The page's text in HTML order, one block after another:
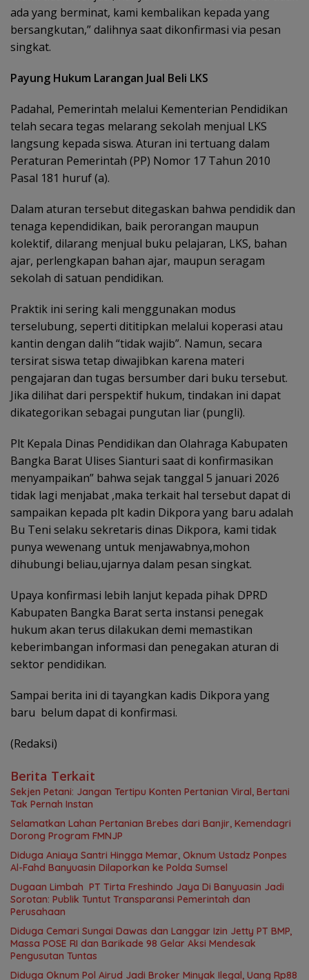
ada yang berminat, kami kembalikan kepada yang
bersangkutan,” dalihnya saat dikonfirmasi via pesan
singkat.
Payung Hukum Larangan Jual Beli LKS
Padahal, Pemerintah melalui Kementerian Pendidikan
telah secara tegas melarang sekolah menjual LKS
langsung kepada siswa. Aturan ini tertuang dalam
Peraturan Pemerintah (PP) Nomor 17 Tahun 2010
Pasal 181 huruf (a).
Dalam aturan tersebut ditegaskan bahwa pendidik dan
tenaga kependidikan, baik perorangan maupun
kolektif, dilarang menjual buku pelajaran, LKS, bahan
ajar, perlengkapan bahan ajar, maupun seragam
sekolah di satuan pendidikan.
Praktik ini sering kali menggunakan modus
terselubung, seperti dititipkan melalui koperasi atau
kantin dengan dalih “tidak wajib”. Namun, secara
tersirat siswa tetap diwajibkan karena materi
pengajaran dan tugas bersumber dari buku tersebut.
Jika dilihat dari perspektif hukum, tindakan ini dapat
dikategorikan sebagai pungutan liar (pungli).
Plt Kepala Dinas Pendidikan dan Olahraga Kabupaten
Bangka Barat Ulises Sianturi saat di konfirmasikan
menyampaikan” bahwa sejak tanggal 5 januari 2026
tidak lagi menjabat ,maka terkait hal tersebut dapat di
sampaikan kepada plt kadin Dikpora yang baru adalah
Bu Teni selaku sekretaris dinas Dikpora, kami tidak
punya wewenang untuk menjawabnya,mohon
dihubungi beliau,ujarnya dalam pesan singkat.
Upaya konfirmasi lebih lanjut kepada pihak DPRD
Kabupaten Bangka Barat serta instansi penegak
hukum akan terus dilakukan demi memastikan
keberimbangan informasi dan penegakan aturan di
sektor pendidikan.
Sampai berita ini di tayangkan kadis Dikpora yang
baru belum dapat di konfirmasi.
(Redaksi)
Berita Terkait
Sekjen Petani: Jangan Tertipu Konten Pertanian Viral, Bertani
Tak Pernah Instan
Selamatkan Lahan Pertanian Brebes dari Banjir, Kemendagri
Dorong Program FMNJP
Diduga Aniaya Santri Hingga Memar, Oknum Ustadz Ponpes
Al-Fahd Banyuasin Dilaporkan ke Polda Sumsel
Dugaan Limbah PT Tirta Freshindo Jaya Di Banyuasin Jadi
Sorotan: Publik Tuntut Transparansi Pemerintah dan
Perusahaan
Diduga Cemari Sungai Dawas dan Langgar Izin Jetty PT BMP,
Massa POSE RI dan Barikade 98 Gelar Aksi Mendesak
Pengusutan Tuntas
Diduga Oknum Pol Airud Jadi Broker Minyak Ilegal, Uang Rp88